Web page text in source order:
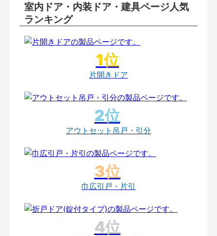
室内ドア・内装ドア・建具ページ人気
ランキング
片開きドア
アウトセット吊戸・引分
巾広引戸・片引